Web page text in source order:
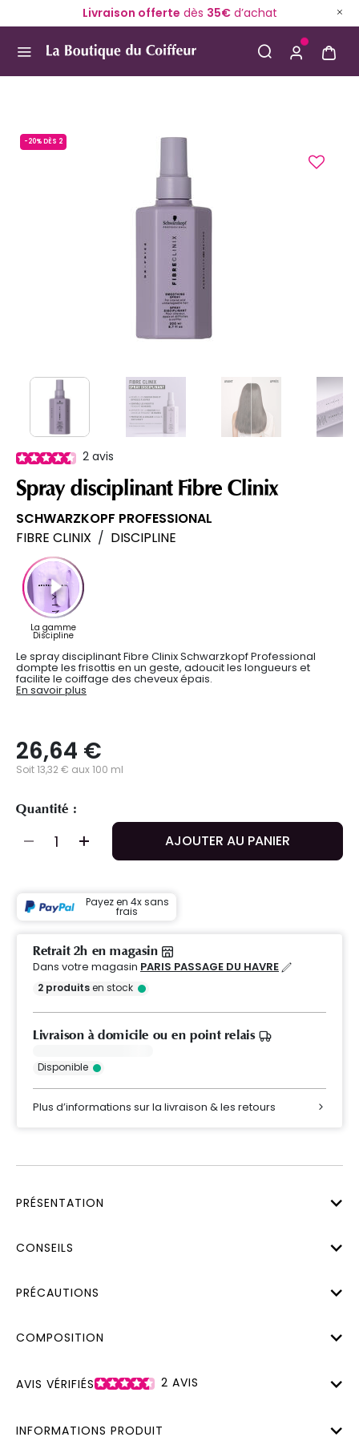
Livraison offerte dès 35€d’achat
-20% DÈS 2
2 avis
Spray disciplinant Fibre Clinix
SCHWARZKOPF PROFESSIONAL
FIBRE CLINIX / DISCIPLINE
Le spray disciplinant Fibre Clinix Schwarzkopf Professional
dompte les frisottis en un geste, adoucit les longueurs et
facilite le coiffage des cheveux épais.
En savoir plus
26,64 €
Soit 13,32 € aux 100 ml
Quantité :
AJOUTER AU PANIER
Payez en 4x sans
frais
Retrait 2h en magasin
Dans votre magasin PARIS PASSAGE DU HAVRE
2 produitsen stock
Livraison à domicile ou en point relais
Disponible
Plus d’informations sur la livraison & les retours
PRÉSENTATION
CONSEILS
PRÉCAUTIONS
COMPOSITION
AVIS VÉRIFIÉS 2 AVIS
INFORMATIONS PRODUIT